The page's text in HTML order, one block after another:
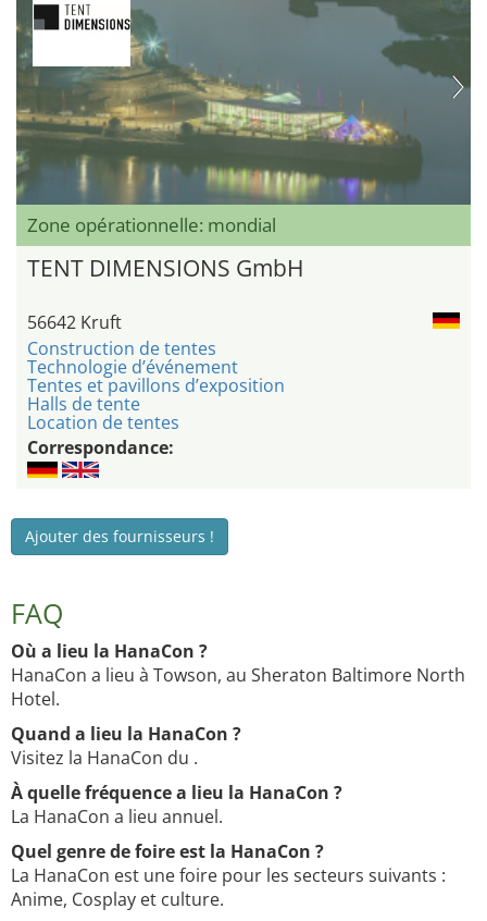
Zone opérationnelle: mondial
TENT DIMENSIONS GmbH
56642 Kruft
Construction de tentes
Technologie d’événement
Tentes et pavillons d’exposition
Halls de tente
Location de tentes
Correspondance:
Ajouter des fournisseurs !
FAQ
Où a lieu la HanaCon ?
HanaCon a lieu à Towson, au Sheraton Baltimore North
Hotel.
Quand a lieu la HanaCon ?
Visitez la HanaCon du .
À quelle fréquence a lieu la HanaCon ?
La HanaCon a lieu annuel.
Quel genre de foire est la HanaCon ?
La HanaCon est une foire pour les secteurs suivants :
Anime, Cosplay et culture.